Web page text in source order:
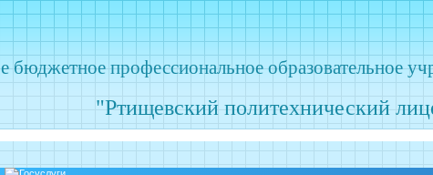
бюджетное профессиональное образовательное
"Ртищевский политехнический